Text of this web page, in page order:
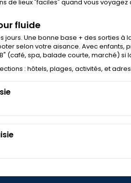
de lieux "faciles" quand vous
fluide
jours. Une bonne base + des sorties à
selon votre aisance. Avec enfants,
(café, spa, balade courte, marché) si
: hôtels, plages, activités, et